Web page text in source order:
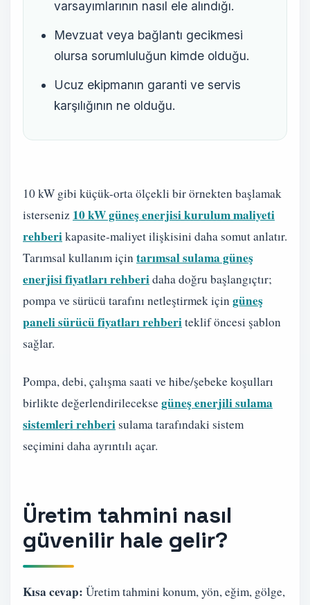
varsayımlarının nasıl ele alındığı.
Mevzuat veya bağlantı gecikmesi
olursa sorumluluğun kimde olduğu.
Ucuz ekipmanın garanti ve servis
karşılığının ne olduğu.
10 kW gibi küçük-orta ölçekli bir örnekten başlamak
isterseniz 10 kW güneş enerjisi kurulum maliyeti
rehberikapasite-maliyet ilişkisini daha somut anlatır.
Tarımsal kullanım içintarımsal sulama güneş
enerjisi fiyatları rehberidaha doğru başlangıçtır;
pompa ve sürücü tarafını netleştirmek içingüneş
paneli sürücü fiyatları rehberiteklif öncesi şablon
sağlar.
Pompa, debi, çalışma saati ve hibe/şebeke koşulları
birlikte değerlendirileceksegüneş enerjili sulama
sistemleri rehberi sulama tarafındaki sistem
seçimini daha ayrıntılı açar.
Üretim tahmini nasıl
güvenilir hale gelir?
Kısa cevap: Üretim tahmini konum, yön, eğim, gölge,